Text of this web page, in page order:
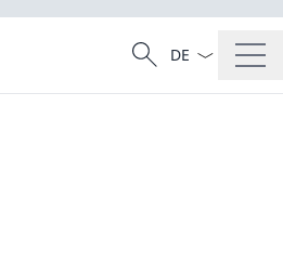
Cercare
Ricerca
Dal menu a